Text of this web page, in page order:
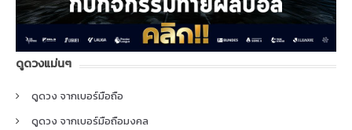
ดูดวงแม่นๆ
ดูดวง จากเบอร์มือถือ
ดูดวง จากเบอร์มือถือมงคล